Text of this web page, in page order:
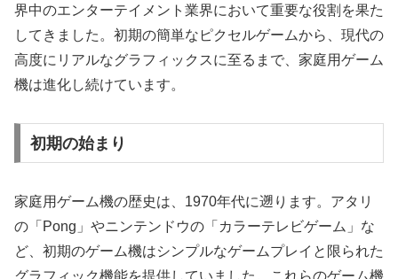
界中のエンターテイメント業界において重要な役割を果た
してきました。初期の簡単なピクセルゲームから、現代の
高度にリアルなグラフィックスに至るまで、家庭用ゲーム
機は進化し続けています。
初期の始まり
家庭用ゲーム機の歴史は、1970年代に遡ります。アタリ
の「Pong」やニンテンドウの「カラーテレビゲーム」な
ど、初期のゲーム機はシンプルなゲームプレイと限られた
グラフィック機能を提供していました。これらのゲーム機